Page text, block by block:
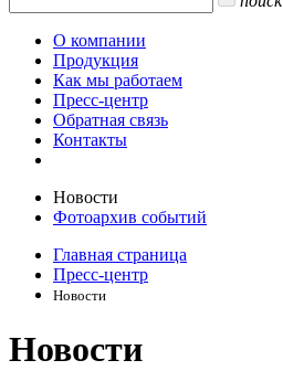
О компании
Продукция
Как мы работаем
Пресс-центр
Обратная связь
Контакты
Новости
Фотоархив событий
Главная страница
Пресс-центр
Новости
Новости